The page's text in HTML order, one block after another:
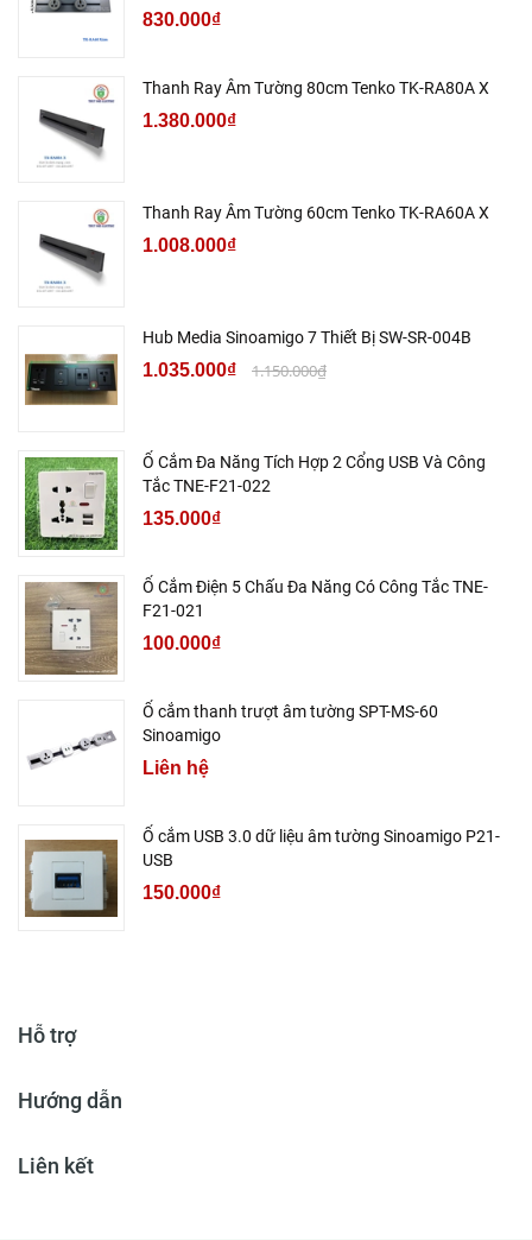
830.000₫
Thanh Ray Âm Tường 80cm Tenko TK-RA80A X
1.380.000₫
Thanh Ray Âm Tường 60cm Tenko TK-RA60A X
1.008.000₫
Hub Media Sinoamigo 7 Thiết Bị SW-SR-004B
1.035.000₫ 1.150.000₫
Ổ Cắm Đa Năng Tích Hợp 2 Cổng USB Và Công
Tắc TNE-F21-022
135.000₫
Ổ Cắm Điện 5 Chấu Đa Năng Có Công Tắc TNE-
F21-021
100.000₫
Ổ cắm thanh trượt âm tường SPT-MS-60
Sinoamigo
Liên hệ
Ổ cắm USB 3.0 dữ liệu âm tường Sinoamigo P21-
USB
150.000₫
Hỗ trợ
Hướng dẫn
Liên kết